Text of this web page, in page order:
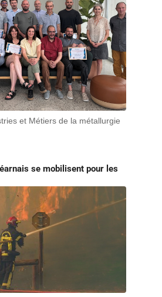
et Métiers de la métallurgie
se mobilisent pour les